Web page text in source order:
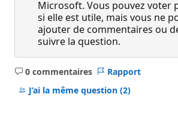
Microsoft. Vous pouvez voter
si elle est utile, mais vous ne
ajouter de commentaires ou
suivre la question.
0 commentaires
Aucun
commentaire
Rapport
J’ai la même question (2)